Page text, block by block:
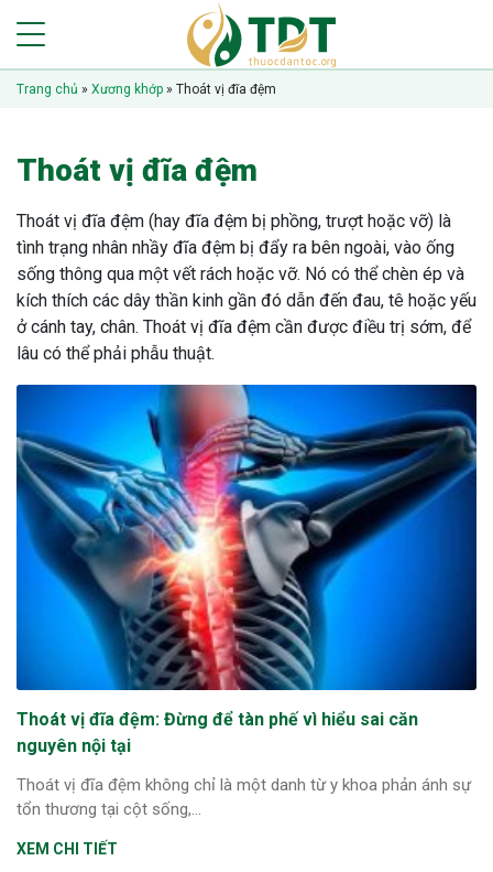
Trang chủ » Xương khớp » Thoát vị đĩa đệm
Thoát vị đĩa đệm
Thoát vị đĩa đệm (hay đĩa đệm bị phồng, trượt hoặc vỡ) là
tình trạng nhân nhầy đĩa đệm bị đẩy ra bên ngoài, vào ống
sống thông qua một vết rách hoặc vỡ. Nó có thể chèn ép và
kích thích các dây thần kinh gần đó dẫn đến đau, tê hoặc yếu
ở cánh tay, chân. Thoát vị đĩa đệm cần được điều trị sớm, để
lâu có thể phải phẫu thuật.
Thoát vị đĩa đệm: Đừng để tàn phế vì hiểu sai căn
nguyên nội tại
Thoát vị đĩa đệm không chỉ là một danh từ y khoa phản ánh sự
tổn thương tại cột sống,...
XEM CHI TIẾT